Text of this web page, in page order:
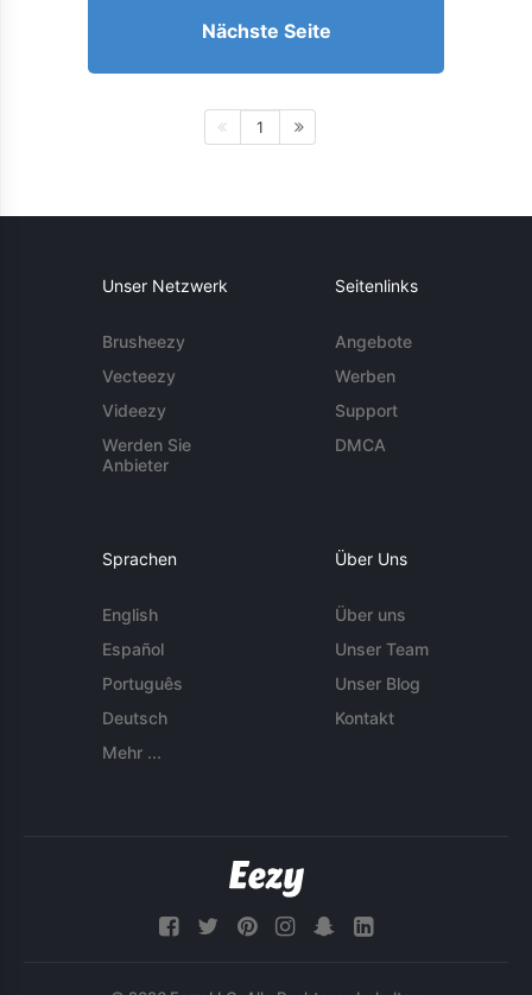
Nächste Seite
1
Unser Netzwerk
Brusheezy
Vecteezy
Videezy
Werden Sie
Anbieter
Seitenlinks
Angebote
Werben
Support
DMCA
Sprachen
English
Español
Português
Deutsch
Mehr ...
Über Uns
Über uns
Unser Team
Unser Blog
Kontakt